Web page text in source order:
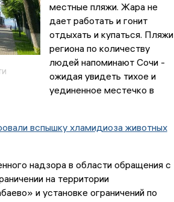
местные пляжи. Жара не
дает работать и гонит
отдыхать и купаться. Пляжи
региона по количеству
людей напоминают Сочи -
ожидая увидеть тихое и
уединенное местечко в
вспышку хламидиоза животных
надзора в области обращения с
на территории
и установке ограничений по